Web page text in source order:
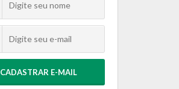
CADASTRAR E-MAIL